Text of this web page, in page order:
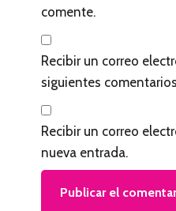
comente.
Recibir un correo
siguientes
Recibir un correo
nueva entrada.